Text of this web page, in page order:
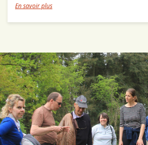
En savoir plus